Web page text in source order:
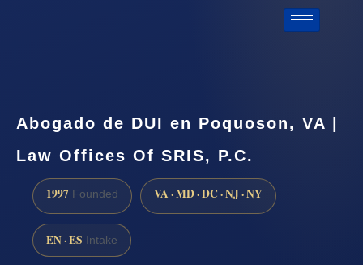
Abogado de DUI en Poquoson, VA |
Law Offices Of SRIS, P.C.
1997 Founded VA · MD · DC · NJ · NY
EN · ES Intake